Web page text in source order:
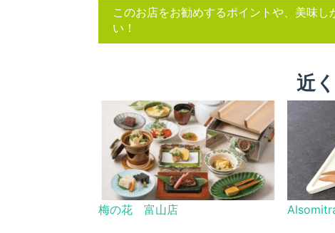
このお店をお勧めするポイントや、美味し
い！
近
梅の花 富山店